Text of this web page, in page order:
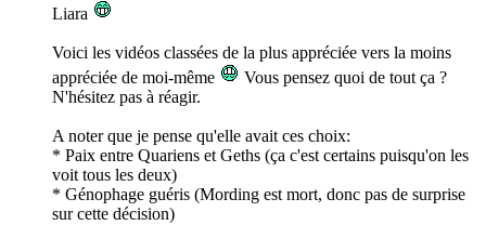
Liara
Voici les vidéos classées de la plus appréciée vers la moins
appréciée de moi-même
Vous pensez quoi de tout ça ?
N'hésitez pas à réagir.
A noter que je pense qu'elle avait ces choix:
* Paix entre Quariens et Geths (ça c'est certains puisqu'on les
voit tous les deux)
* Génophage guéris (Mording est mort, donc pas de surprise
sur cette décision)